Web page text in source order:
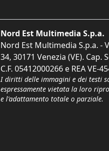
Nord Est Multimedia S.p.a.
Nord Est Multimedia S.p.a. -
34, 30171 Venezia (VE). Cap.
C.F. 05412000266 e REA VE-
I diritti delle immagini e dei testi
espressamente vietata la loro
e l'adattamento totale o parziale.